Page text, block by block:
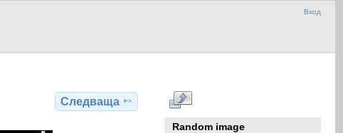
Вход
Следваща
Random image